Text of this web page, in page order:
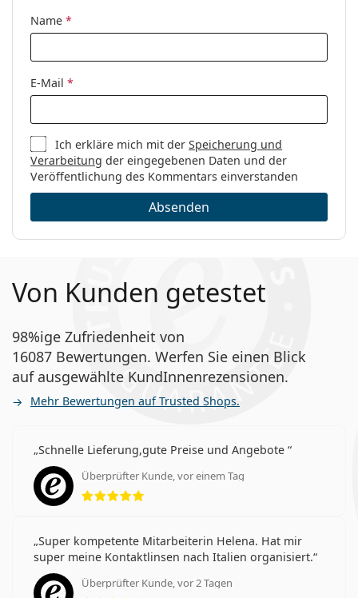
Name *
E-Mail *
Ich erkläre mich mit derSpeicherung und
Verarbeitung der eingegebenen Daten und der
Veröffentlichung des Kommentars einverstanden
Absenden
Von Kunden getestet
98%ige Zufriedenheit von
16087 Bewertungen. Werfen Sie einen Blick
auf ausgewählte KundInnenrezensionen.
Mehr Bewertungen auf Trusted Shops.
Schnelle Lieferung,gute Preise und Angebote
Überprüfter Kunde, vor einem Tag
Bewertung 5 aus 5
Super kompetente Mitarbeiterin Helena. Hat mir
super meine Kontaktlinsen nach Italien organisiert.
Überprüfter Kunde, vor 2 Tagen
Bewertung 5 aus 5